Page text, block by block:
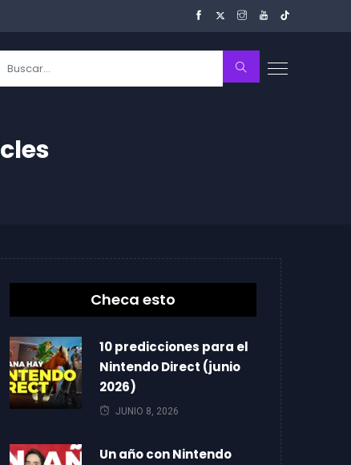
Checa esto
10 predicciones para el
Nintendo Direct (junio
2026)
JUNIO 8, 2026
Un año con Nintendo